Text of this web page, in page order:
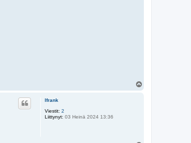
lfrank
Viestit: 2
Liittynyt: 03 Heinä 2024 13:36